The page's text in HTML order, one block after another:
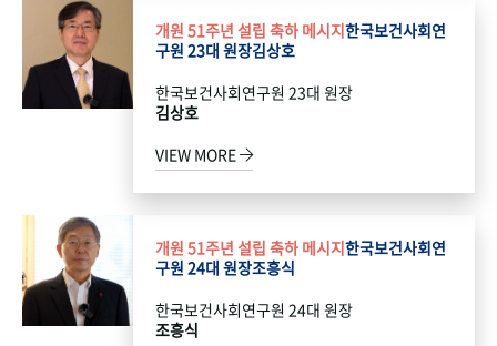
개원 51주년 설립 축하 메시지한국보건사회연
구원 23대 원장김상호
한국보건사회연구원 23대 원장
김상호
VIEW MORE
개원 51주년 설립 축하 메시지한국보건사회연
구원 24대 원장조흥식
한국보건사회연구원 24대 원장
조흥식